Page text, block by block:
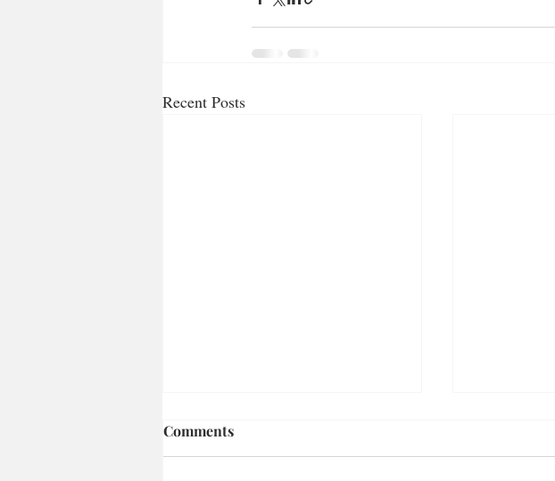
Recent Posts
Comments